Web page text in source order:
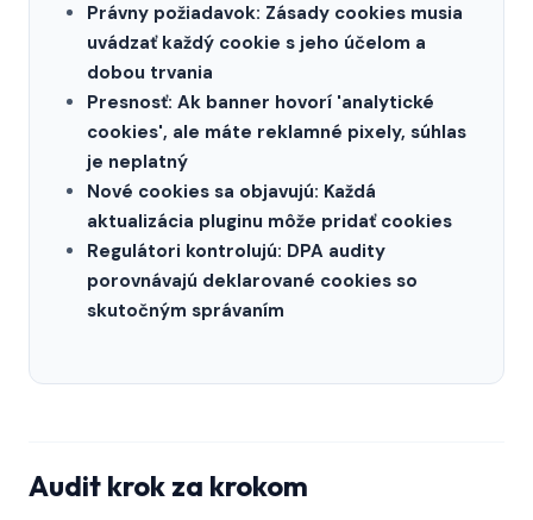
Právny požiadavok: Zásady cookies musia
uvádzať každý cookie s jeho účelom a
dobou trvania
Presnosť: Ak banner hovorí 'analytické
cookies', ale máte reklamné pixely, súhlas
je neplatný
Nové cookies sa objavujú: Každá
aktualizácia pluginu môže pridať cookies
Regulátori kontrolujú: DPA audity
porovnávajú deklarované cookies so
skutočným správaním
Audit krok za krokom